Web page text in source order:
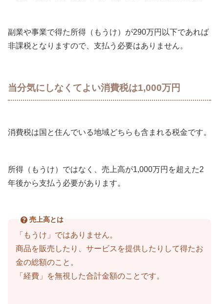
副業や事業で得た所得（もうけ）が290万円以下であれば
非課税となりますので、支払う必要はありません。
当分気にしなくてよい消費税は1,000万円
消費税は国と住んでいる地域どちらも含まれる税金です。
所得（もうけ）ではなく、売上高が1,000万円を超えた2
年後から支払う必要があります。
売上高とは
「もうけ」ではありません。
商品を販売したり、サービスを提供したりして得たお
金の総額のこと。
「経費」を無視した合計金額のことです。